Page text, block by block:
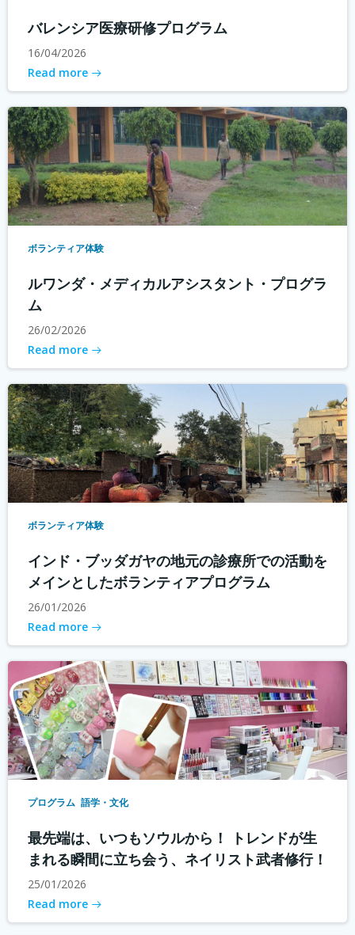
バレンシア医療研修プログラム
16/04/2026
Read more
ボランティア体験
ルワンダ・メディカルアシスタント・プログラ
ム
26/02/2026
Read more
ボランティア体験
インド・ブッダガヤの地元の診療所での活動を
メインとしたボランティアプログラム
26/01/2026
Read more
プログラム 語学・文化
最先端は、いつもソウルから！ トレンドが生
まれる瞬間に立ち会う、ネイリスト武者修行！
25/01/2026
Read more